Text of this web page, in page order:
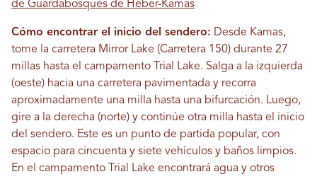
de Guardabosques de Heber-Kamas
Cómo encontrar el inicio del sendero: Desde Kamas,
tome la carretera Mirror Lake (Carretera 150) durante 27
millas hasta el campamento Trial Lake. Salga a la izquierda
(oeste) hacia una carretera pavimentada y recorra
aproximadamente una milla hasta una bifurcación. Luego,
gire a la derecha (norte) y continúe otra milla hasta el inicio
del sendero. Este es un punto de partida popular, con
espacio para cincuenta y siete vehículos y baños limpios.
En el campamento Trial Lake encontrará agua y otros